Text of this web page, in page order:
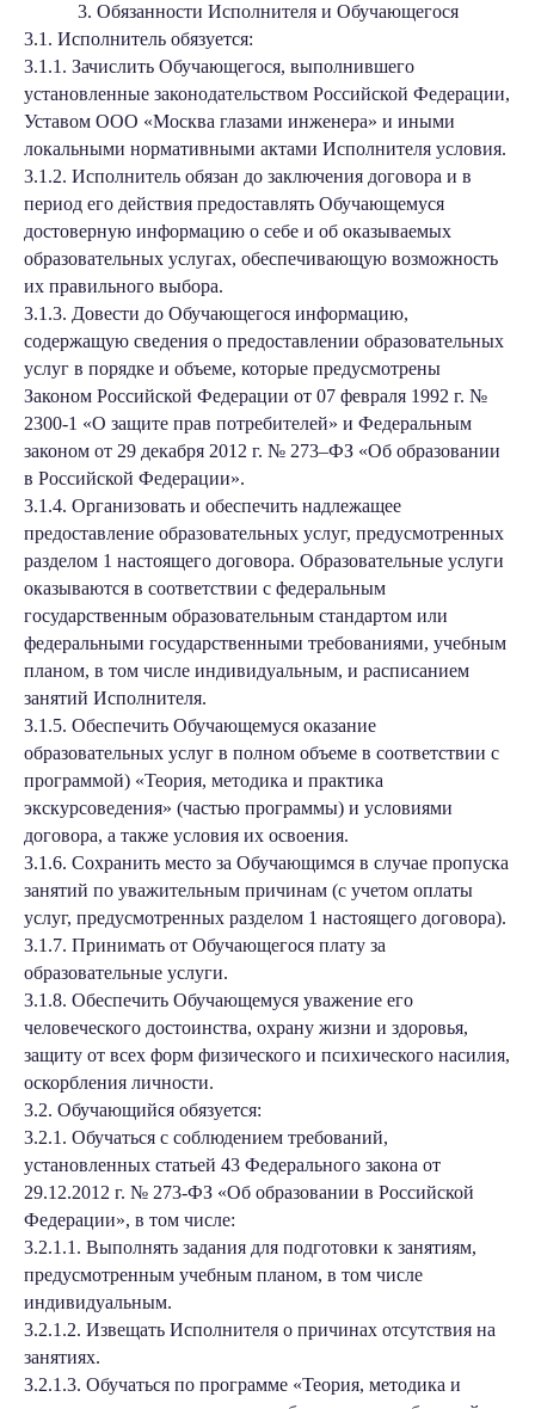
3. Обязанности Исполнителя и Обучающегося
3.1. Исполнитель обязуется:
3.1.1. Зачислить Обучающегося, выполнившего
установленные законодательством Российской Федерации,
Уставом ООО «Москва глазами инженера» и иными
локальными нормативными актами Исполнителя условия.
3.1.2. Исполнитель обязан до заключения договора и в
период его действия предоставлять Обучающемуся
достоверную информацию о себе и об оказываемых
образовательных услугах, обеспечивающую возможность
их правильного выбора.
3.1.3. Довести до Обучающегося информацию,
содержащую сведения о предоставлении образовательных
услуг в порядке и объеме, которые предусмотрены
Законом Российской Федерации от 07 февраля 1992 г. №
2300-1 «О защите прав потребителей» и Федеральным
законом от 29 декабря 2012 г. № 273–ФЗ «Об образовании
в Российской Федерации».
3.1.4. Организовать и обеспечить надлежащее
предоставление образовательных услуг, предусмотренных
разделом 1 настоящего договора. Образовательные услуги
оказываются в соответствии с федеральным
государственным образовательным стандартом или
федеральными государственными требованиями, учебным
планом, в том числе индивидуальным, и расписанием
занятий Исполнителя.
3.1.5. Обеспечить Обучающемуся оказание
образовательных услуг в полном объеме в соответствии с
программой) «Теория, методика и практика
экскурсоведения» (частью программы) и условиями
договора, а также условия их освоения.
3.1.6. Сохранить место за Обучающимся в случае пропуска
занятий по уважительным причинам (с учетом оплаты
услуг, предусмотренных разделом 1 настоящего договора).
3.1.7. Принимать от Обучающегося плату за
образовательные услуги.
3.1.8. Обеспечить Обучающемуся уважение его
человеческого достоинства, охрану жизни и здоровья,
защиту от всех форм физического и психического насилия,
оскорбления личности.
3.2. Обучающийся обязуется:
3.2.1. Обучаться с соблюдением требований,
установленных статьей 43 Федерального закона от
29.12.2012 г. № 273-ФЗ «Об образовании в Российской
Федерации», в том числе:
3.2.1.1. Выполнять задания для подготовки к занятиям,
предусмотренным учебным планом, в том числе
индивидуальным.
3.2.1.2. Извещать Исполнителя о причинах отсутствия на
занятиях.
3.2.1.3. Обучаться по программе «Теория, методика и